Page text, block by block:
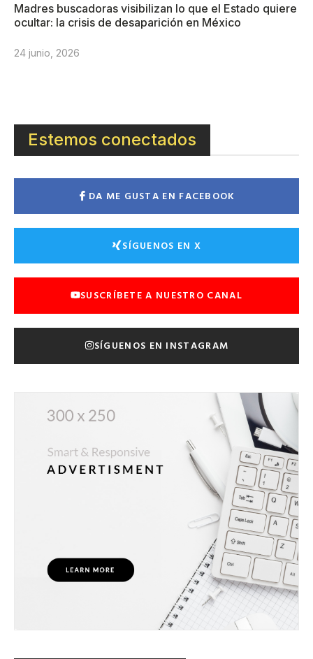
Madres buscadoras visibilizan lo que el Estado quiere
ocultar: la crisis de desaparición en México
24 junio, 2026
Estemos conectados
DA ME GUSTA EN FACEBOOK
SÍGUENOS EN X
SUSCRÍBETE A NUESTRO CANAL
SÍGUENOS EN INSTAGRAM